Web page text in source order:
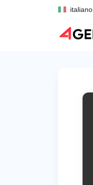
italiano